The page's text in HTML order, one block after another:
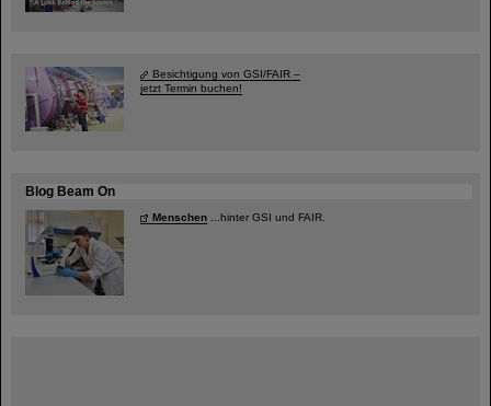
Besichtigung von GSI/FAIR –
jetzt Termin buchen!
Blog Beam On
Menschen ...hinter GSI und FAIR.